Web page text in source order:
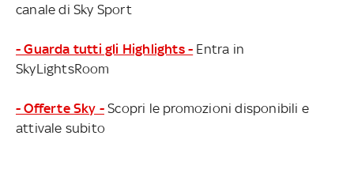
canale di Sky Sport
- Guarda tutti gli Highlights - Entra in
SkyLightsRoom
- Offerte Sky - Scopri le promozioni disponibili e
attivale subito